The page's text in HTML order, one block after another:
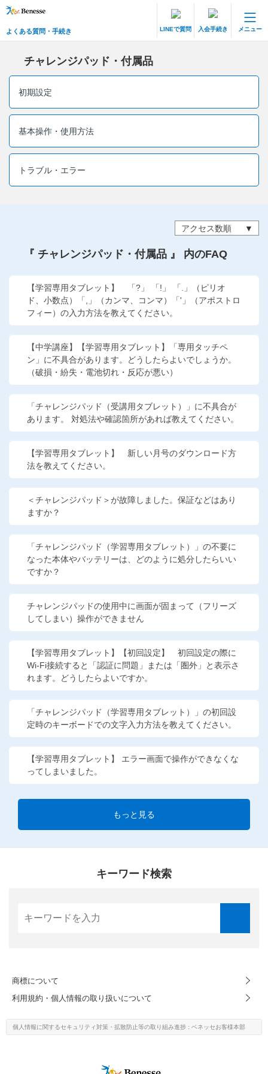
よくある質問・手続き LINEで質問 入会手続き メニュー
よくある質問・手続き
登録情報の変更・各種お手続き
会員ページへログイン
お客様サポート(手続き・照会)
カテゴリーから探す
他の講座のよくある質問・手続きはこちら
こどもちゃれんじ
進研ゼミ 小学講座
進研ゼミ 高校講座
進研ゼミ中学講座中高一貫のご紹介はこちら
会員サイトはこちら
チャレンジパッド・付属品
初期設定
基本操作・使用方法
トラブル・エラー
アクセス数順
『 チャレンジパッド・付属品 』 内のFAQ
【学習専用タブレット】 「?」 「!」 「.」（ピリオ
ド、小数点）「,」（カンマ、コンマ）「'」（アポストロ
フィー）の入力方法を教えてください。
【中学講座】【学習専用タブレット】「専用タッチペ
ン」に不具合があります。どうしたらよいでしょうか。
（破損・紛失・電池切れ・反応が悪い）
「チャレンジパッド（受講用タブレット）」に不具合が
あります。 対処法や確認箇所があれば教えてください。
【学習専用タブレット】 新しい月号のダウンロード方
法を教えてください。
＜チャレンジパッド＞が故障しました。保証などはあり
ますか？
「チャレンジパッド（学習専用タブレット）」の不要に
なった本体やバッテリーは、どのように処分したらいい
ですか？
チャレンジパッドの使用中に画面が固まって（フリーズ
してしまい）操作ができません
【学習専用タブレット】【初回設定】 初回設定の際に
Wi-Fi接続すると「認証に問題」または「圏外」と表示さ
れます。どうしたらよいですか。
「チャレンジパッド（学習専用タブレット）」の初回設
定時のキーボードでの文字入力方法を教えてください。
【学習専用タブレット】 エラー画面で操作ができなくな
ってしまいました。
もっと見る
キーワード検索
商標について
利用規約・個人情報の取り扱いについて
個人情報に関するセキュリティ対策・ 拡散防止等の取り組み進捗 : ベネッセお客様本部